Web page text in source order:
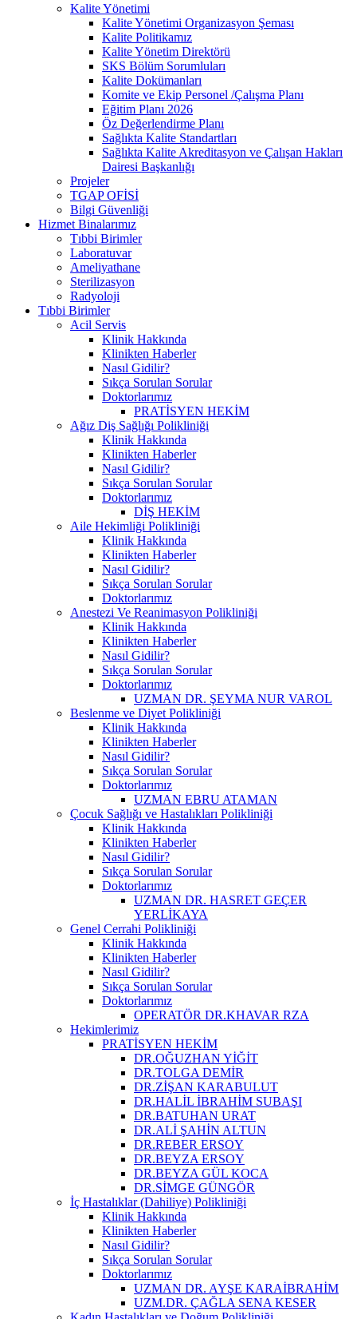
Kalite Yönetimi
Kalite Yönetimi Organizasyon Şeması
Kalite Politikamız
Kalite Yönetim Direktörü
SKS Bölüm Sorumluları
Kalite Dokümanları
Komite ve Ekip Personel /Çalışma Planı
Eğitim Planı 2026
Öz Değerlendirme Planı
Sağlıkta Kalite Standartları
Sağlıkta Kalite Akreditasyon ve Çalışan Hakları
Dairesi Başkanlığı
Projeler
TGAP OFİSİ
Bilgi Güvenliği
Hizmet Binalarımız
Tıbbi Birimler
Laboratuvar
Ameliyathane
Sterilizasyon
Radyoloji
Tıbbi Birimler
Acil Servis
Klinik Hakkında
Klinikten Haberler
Nasıl Gidilir?
Sıkça Sorulan Sorular
Doktorlarımız
PRATİSYEN HEKİM
Ağız Diş Sağlığı Polikliniği
Klinik Hakkında
Klinikten Haberler
Nasıl Gidilir?
Sıkça Sorulan Sorular
Doktorlarımız
DİŞ HEKİM
Aile Hekimliği Polikliniği
Klinik Hakkında
Klinikten Haberler
Nasıl Gidilir?
Sıkça Sorulan Sorular
Doktorlarımız
Anestezi Ve Reanimasyon Polikliniği
Klinik Hakkında
Klinikten Haberler
Nasıl Gidilir?
Sıkça Sorulan Sorular
Doktorlarımız
UZMAN DR. ŞEYMA NUR VAROL
Beslenme ve Diyet Polikliniği
Klinik Hakkında
Klinikten Haberler
Nasıl Gidilir?
Sıkça Sorulan Sorular
Doktorlarımız
UZMAN EBRU ATAMAN
Çocuk Sağlığı ve Hastalıkları Polikliniği
Klinik Hakkında
Klinikten Haberler
Nasıl Gidilir?
Sıkça Sorulan Sorular
Doktorlarımız
UZMAN DR. HASRET GEÇER
YERLİKAYA
Genel Cerrahi Polikliniği
Klinik Hakkında
Klinikten Haberler
Nasıl Gidilir?
Sıkça Sorulan Sorular
Doktorlarımız
OPERATÖR DR.KHAVAR RZA
Hekimlerimiz
PRATİSYEN HEKİM
DR.OĞUZHAN YİĞİT
DR.TOLGA DEMİR
DR.ZİŞAN KARABULUT
DR.HALİL İBRAHİM SUBAŞI
DR.BATUHAN URAT
DR.ALİ ŞAHİN ALTUN
DR.REBER ERSOY
DR.BEYZA ERSOY
DR.BEYZA GÜL KOCA
DR.SİMGE GÜNGÖR
İç Hastalıklar (Dahiliye) Polikliniği
Klinik Hakkında
Klinikten Haberler
Nasıl Gidilir?
Sıkça Sorulan Sorular
Doktorlarımız
UZMAN DR. AYŞE KARAİBRAHİM
UZM.DR. ÇAĞLA SENA KESER